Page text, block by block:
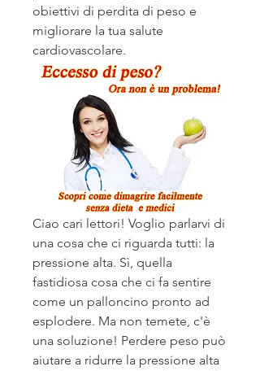
obiettivi di perdita di peso e
migliorare la tua salute
cardiovascolare.
Ciao cari lettori! Voglio parlarvi di
una cosa che ci riguarda tutti: la
pressione alta. Sì, quella
fastidiosa cosa che ci fa sentire
come un palloncino pronto ad
esplodere. Ma non temete, c'è
una soluzione! Perdere peso può
aiutare a ridurre la pressione alta